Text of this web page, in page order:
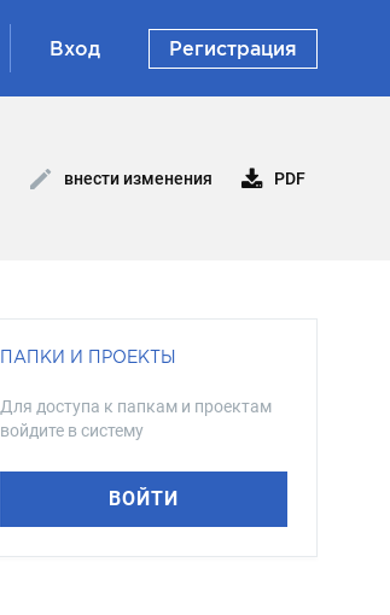
Вход Регистрация
внести изменения PDF
ПАПКИ И ПРОЕКТЫ
Для доступа к папкам и проектам
войдите в систему
ВОЙТИ